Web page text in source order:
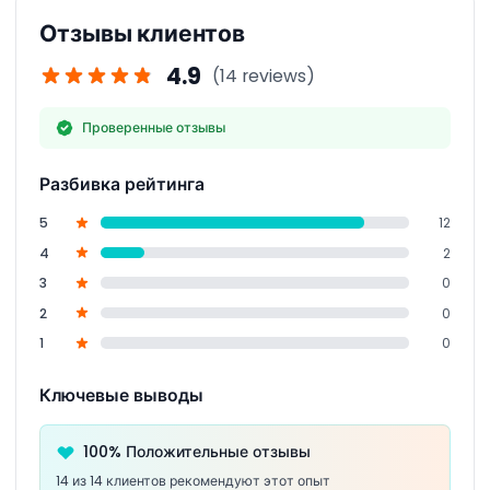
бронировании)
Отзывы клиентов
4.9 (14 reviews)
Проверенные отзывы
Разбивка рейтинга
5
12
4
2
3
0
2
0
1
0
Ключевые выводы
100% Положительные отзывы
14 из 14 клиентов рекомендуют этот опыт